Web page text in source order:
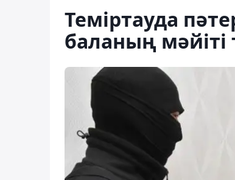
Теміртауда
баланың мәйіті